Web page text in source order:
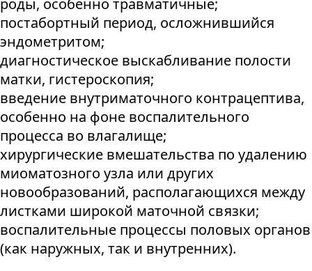
роды, особенно травматичные;
постабортный период, осложнившийся
эндометритом;
диагностическое выскабливание полости
матки, гистероскопия;
введение внутриматочного контрацептива,
особенно на фоне воспалительного
процесса во влагалище;
хирургические вмешательства по удалению
миоматозного узла или других
новообразований, располагающихся между
листками широкой маточной связки;
воспалительные процессы половых органов
(как наружных, так и внутренних).